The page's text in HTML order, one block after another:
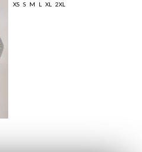
XS S M L XL 2XL